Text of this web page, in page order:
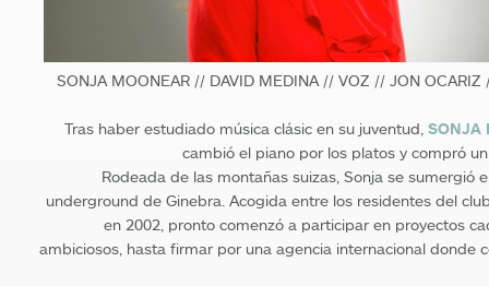
SONJA MOONEAR // DAVID MEDINA // VOZ // JON OCARIZ
Tras haber estudiado música clásic en su juventud, SONJA
cambió el piano por los platos y compró un
Rodeada de las montañas suizas, Sonja se sumergió
underground de Ginebra. Acogida entre los residentes del
en 2002, pronto comenzó a participar en proyectos
ambiciosos, hasta firmar por una agencia internacional donde